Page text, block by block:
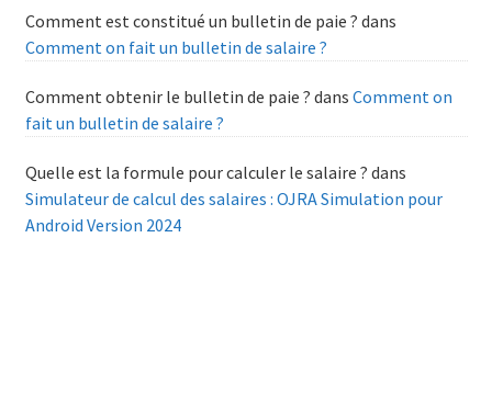
Comment est constitué un bulletin de paie ? dans
Comment on fait un bulletin de salaire ?
Comment obtenir le bulletin de paie ? dans Comment on
fait un bulletin de salaire ?
Quelle est la formule pour calculer le salaire ? dans
Simulateur de calcul des salaires : OJRA Simulation pour
Android Version 2024